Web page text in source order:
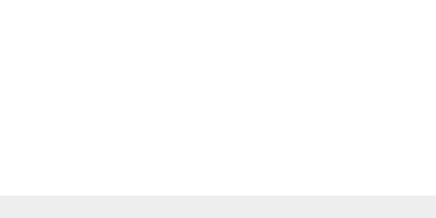
kombinere, men de er
og nn07 jeans,
men også neutrale
respons for, er den
klassiske chinos med
chinos ud fra et par
hverdagsbukser, som